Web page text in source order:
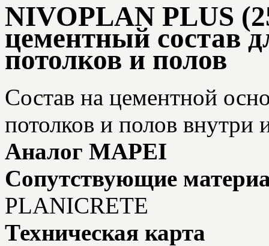
NIVOPLAN PLUS
цементный состав
потолков и полов
Состав на цементной
потолков и полов
Аналог MAPEI
Сопутствующие
PLANICRETE
Техническая карта